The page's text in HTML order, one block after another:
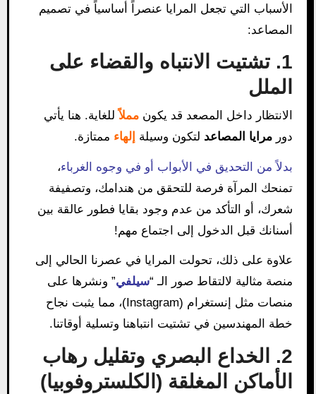
الأسباب التي تجعل المرايا عنصراً أساسياً في تصميم
المصاعد:
1. تشتيت الانتباه والقضاء على
الملل
الانتظار داخل المصعد قد يكون مملاًللغاية. هنا يأتي
دور مرايا المصاعد لتكون وسيلة إلهاء ممتازة.
بدلاً من التحديق في الأبواب أو في وجوه الغرباء،
تمنحك المرآة فرصة للتحقق من هندامك، وتصفيفة
شعرك، أو التأكد من عدم وجود بقايا فطور عالقة بين
أسنانك قبل الدخول إلى اجتماع مهم!
علاوة على ذلك، تحولت المرايا في عصرنا الحالي إلى
منصة مثالية لالتقاط صور الـ “سيلفي” ونشرها على
منصات مثل إنستغرام (Instagram)، مما يثبت نجاح
خطة المهندسين في تشتيت انتباهنا وتسلية أوقاتنا.
2. الخداع البصري وتقليل رهاب
الأماكن المغلقة (الكلستروفوبيا)